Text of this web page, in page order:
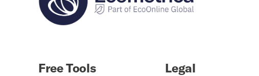
Free Tools
Legal